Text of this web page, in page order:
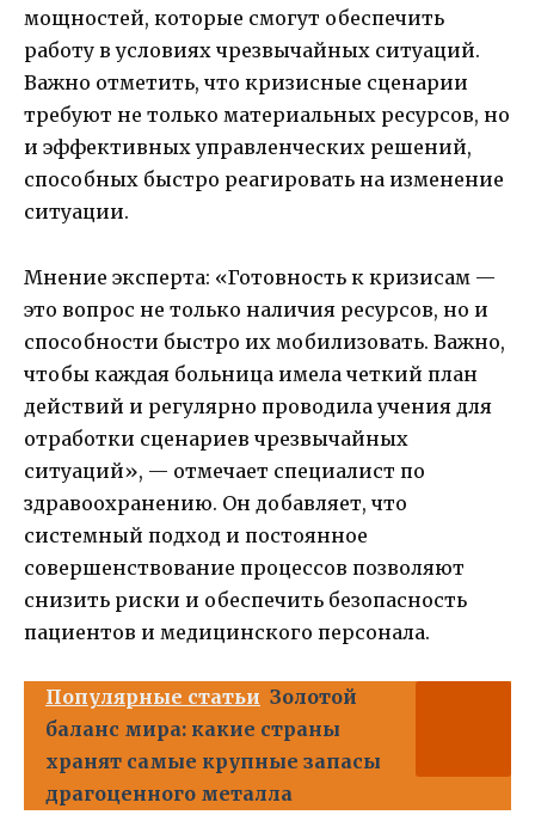
мощностей, которые смогут обеспечить
работу в условиях чрезвычайных ситуаций.
Важно отметить, что кризисные сценарии
требуют не только материальных ресурсов, но
и эффективных управленческих решений,
способных быстро реагировать на изменение
ситуации.
Мнение эксперта: «Готовность к кризисам —
это вопрос не только наличия ресурсов, но и
способности быстро их мобилизовать. Важно,
чтобы каждая больница имела четкий план
действий и регулярно проводила учения для
отработки сценариев чрезвычайных
ситуаций», — отмечает специалист по
здравоохранению. Он добавляет, что
системный подход и постоянное
совершенствование процессов позволяют
снизить риски и обеспечить безопасность
пациентов и медицинского персонала.
Популярные статьи Золотой
баланс мира: какие страны
хранят самые крупные запасы
драгоценного металла